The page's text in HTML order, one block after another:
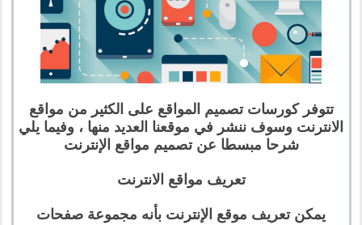
تتوفر كورسات تصميم المواقع على الكثير من مواقع
الانترنت وسوف ننشر في موقعنا العديد منها ، وفيما يلي
شرحا مبسطا عن تصميم مواقع الإنترنت
تعريف مواقع الانترنت
يمكن تعريف موقع الإنترنت بأنه مجموعة صفحات